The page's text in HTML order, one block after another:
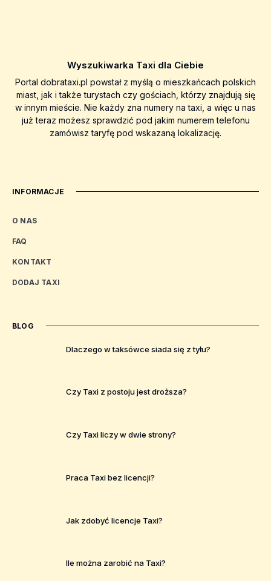
Wyszukiwarka Taxi dla Ciebie
Portal dobrataxi.pl powstał z myślą o mieszkańcach polskich
miast, jak i także turystach czy gościach, którzy znajdują się
w innym mieście. Nie każdy zna numery na taxi, a więc u nas
już teraz możesz sprawdzić pod jakim numerem telefonu
zamówisz taryfę pod wskazaną lokalizację.
INFORMACJE
O NAS
FAQ
KONTAKT
DODAJ TAXI
BLOG
Dlaczego w taksówce siada się z tyłu?
Czy Taxi z postoju jest droższa?
Czy Taxi liczy w dwie strony?
Praca Taxi bez licencji?
Jak zdobyć licencje Taxi?
Ile można zarobić na Taxi?